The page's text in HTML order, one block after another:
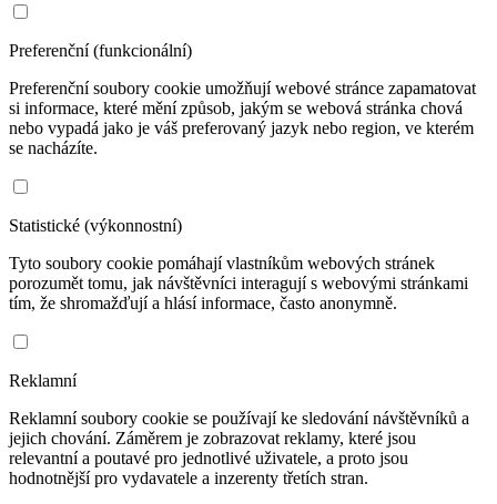
Preferenční (funkcionální)
Preferenční soubory cookie umožňují webové stránce zapamatovat
si informace, které mění způsob, jakým se webová stránka chová
nebo vypadá jako je váš preferovaný jazyk nebo region, ve kterém
se nacházíte.
Statistické (výkonnostní)
Tyto soubory cookie pomáhají vlastníkům webových stránek
porozumět tomu, jak návštěvníci interagují s webovými stránkami
tím, že shromažďují a hlásí informace, často anonymně.
Reklamní
Reklamní soubory cookie se používají ke sledování návštěvníků a
jejich chování. Záměrem je zobrazovat reklamy, které jsou
relevantní a poutavé pro jednotlivé uživatele, a proto jsou
hodnotnější pro vydavatele a inzerenty třetích stran.